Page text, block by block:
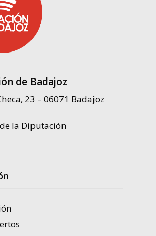
de Badajoz
23 – 06071 Badajoz
la Diputación